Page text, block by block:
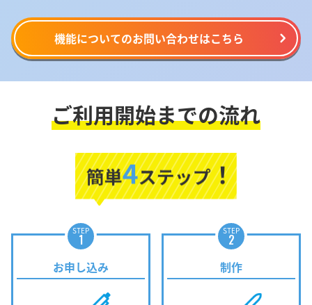
機能についてのお問い合わせはこちら
ご利用開始までの流れ
STEP
1
お申し込み
STEP
2
制作